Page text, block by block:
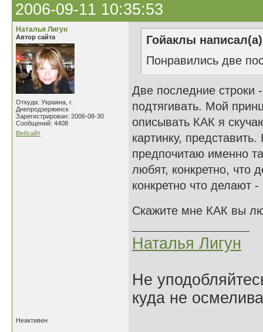
2006-09-11 10:35:53
Наталья Лигун
Автор сайта
Откуда: Украина, г.
Днепродзержинск
Зарегистрирован: 2006-08-30
Сообщений: 4408
Вебсайт
Гойаклы
Понравились две
Две последние строки
подтягивать. Мой
описывать КАК я
картинку,
предпочитаю именно
любят, конкретно, что
конкретно что делают
Скажите мне КАК вы
Наталья Лигун
Не
куда не
Неактивен